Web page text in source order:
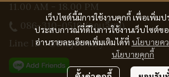
เว็บไซต์นี้มีการใช้งานคุกกี้ เพื่อเพิ่ม
ประสบการณ์ที่ดีในการใช้งานเว็บไซต์ข
อ่านรายละเอียดเพิ่มเติมได้ที่ นโยบายค
นโยบายคุกกี้
11.00 AM - 18.00 PM
086-310-0519(คุณเจี๊ยบ)
Line ID : @Lnijewelry